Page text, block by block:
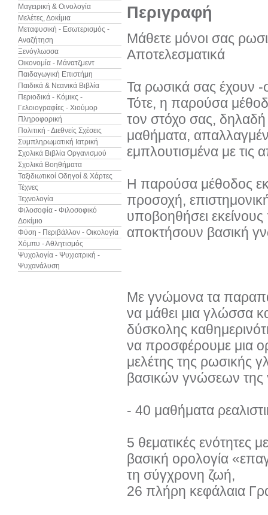
Μαγειρική & Οινολογία
Μελέτες, Δοκίμια
Μεταφυσική - Εσωτερισμός -
Αναζήτηση
Ξενόγλωσσα
Οικονομία - Μάνατζμεντ
Παιδαγωγική Επιστήμη
Παιδικά & Νεανικά Βιβλία
Περιοδικά - Κόμικς -
Γελοιογραφίες - Χιούμορ
Πληροφορική
Πολιτική - Διεθνείς Σχέσεις
Συμπληρωματική Ιατρική
Σχολικά Βιβλία Οργανισμού
Σχολικά Βοηθήματα
Ταξιδιωτικοί Οδηγοί & Χάρτες
Τέχνες
Τεχνολογία
Φιλοσοφία - Φιλοσοφικό
Δοκίμιο
Φύση - Περιβάλλον - Οικολογία
Χόμπυ - Αθλητισμός
Ψυχολογία - Ψυχιατρική -
Ψυχανάλυση
Περιγραφή
Μάθετε μόνοι σας
Αποτελεσματικά
Τα ρωσικά σας έχουν -
Τότε, η παρούσα
τον στόχο σας, δηλαδή
μαθήματα,
εμπλουτισμένα με τις
Η παρούσα μέθοδος
προσοχή,
υποβοηθήσει
αποκτήσουν βασική
Με γνώμονα τα
να μάθει μια γλώσσα
δύσκολης
να προσφέρουμε μια
μελέτης της ρωσικής
βασικών γνώσεων της
- 40 μαθήματα
5 θεματικές ενότητες
βασική ορολογία
τη σύγχρονη ζωή,
26 πλήρη κεφάλαια